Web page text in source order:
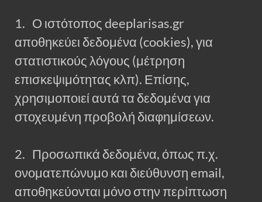
1. Ο ιστότοπος deeplarisas.gr
αποθηκεύει δεδομένα (cookies), για
στατιστικούς λόγους (μέτρηση
επισκεψιμότητας κλπ). Επίσης,
χρησιμοποιεί αυτά τα δεδομένα για
στοχευμένη προβολή διαφημίσεων.
2. Προσωπικά δεδομένα, όπως π.χ.
ονοματεπώνυμο και διεύθυνση email,
αποθηκεύονται μόνο στην περίπτωση